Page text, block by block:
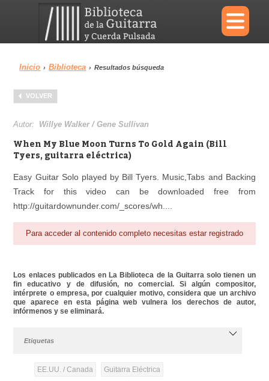
×
Menu
Biblioteca
Área personal Reproductor
Inicio › Biblioteca › Resultados búsqueda
VOLVER
Autor: Willye Walker / Gene Sullivan
When My Blue Moon Turns To Gold Again (Bill
Tyers, guitarra eléctrica)
Easy Guitar Solo played by Bill Tyers. Music,Tabs and Backing
Track for this video can be downloaded free from
http://guitardownunder.com/_scores/wh....
Para acceder al contenido completo necesitas estar registrado
Los enlaces publicados en La Biblioteca de la Guitarra solo tienen un
fin educativo y de difusión, no comercial. Si algún compositor,
intérprete o empresa, por cualquier motivo, considera que un archivo
que aparece en esta página web vulnera los derechos de autor,
infórmenos y se eliminará.
Etiquetas
EE.UU. / Canada Guitarra Eléctrica